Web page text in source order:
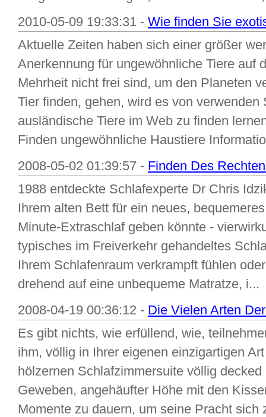
2010-05-09 19:33:31 - Wie finden Sie
Aktuelle Zeiten haben sich einer größer
Anerkennung für ungewöhnliche Tiere auf
Mehrheit nicht frei sind, um den Planeten
Tier finden, gehen, wird es von
ausländische Tiere im Web zu finden
Finden ungewöhnliche Haustiere
2008-05-02 01:39:57 - Finden Des
1988 entdeckte Schlafexperte Dr Chris
Ihrem alten Bett für ein neues,
Minute-Extraschlaf geben könnte -
typisches im Freiverkehr gehandeltes
Ihrem Schlafenraum verkrampft fühlen
drehend auf eine unbequeme Matratze, i...
2008-04-19 00:36:12 - Die Vielen Arten
Es gibt nichts, wie erfüllend, wie,
ihm, völlig in Ihrer eigenen einzigartigen
hölzernen Schlafzimmersuite völlig
Geweben, angehäufter Höhe mit den
Momente zu dauern, um seine Pracht